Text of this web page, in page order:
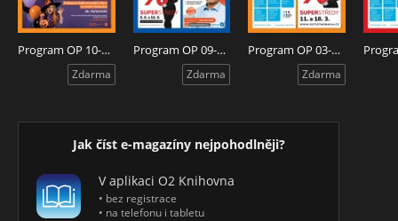
Program OP 10-2020
Zdarma
Program OP 09-2020
Zdarma
Program OP 03-2020
Zdarma
Jak číst e-magazíny nejpohodlněji?
V aplikaci O2 Knihovna
• bez registrace
• na telefonu i tabletu